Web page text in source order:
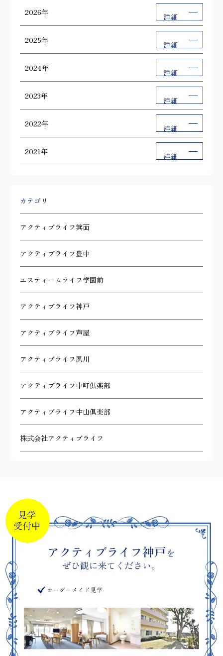
2026年 詳細
2025年 詳細
2024年 詳細
2023年 詳細
2022年 詳細
2021年 詳細
カテゴリ
アクティブライフ箕面
アクティブライフ豊中
エスティームライフ学園前
アクティブライフ神戸
アクティブライフ芦屋
アクティブライフ夙川
アクティブライフ中町倶楽部
アクティブライフ中山倶楽部
株式会社アクティブライフ